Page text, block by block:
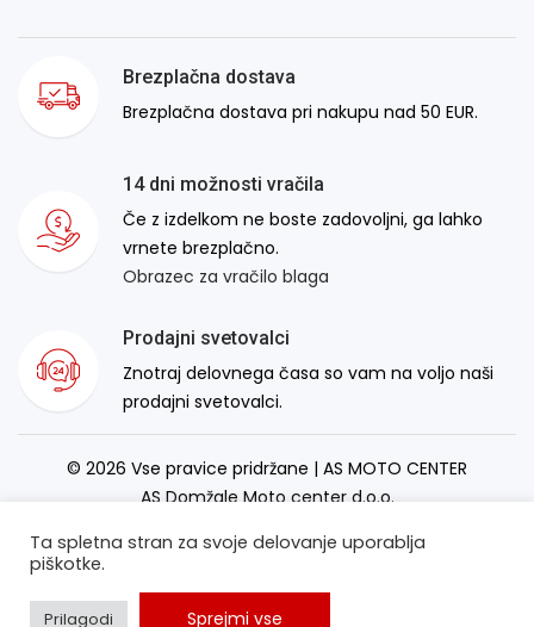
Brezplačna dostava
Brezplačna dostava pri nakupu nad 50 EUR.
14 dni možnosti vračila
Če z izdelkom ne boste zadovoljni, ga lahko
vrnete brezplačno.
Obrazec za vračilo blaga
Prodajni svetovalci
Znotraj delovnega časa so vam na voljo naši
prodajni svetovalci.
© 2026 Vse pravice pridržane | AS MOTO CENTER
AS Domžale Moto center d.o.o.
Ta spletna stran za svoje delovanje uporablja
piškotke.
Prilagodi Sprejmi vse